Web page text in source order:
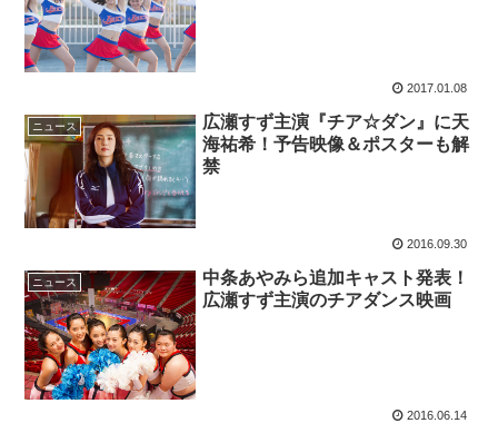
2017.01.08
ニュース
広瀬すず主演『チア☆ダン』に天
海祐希！予告映像＆ポスターも解
禁
2016.09.30
ニュース
中条あやみら追加キャスト発表！
広瀬すず主演のチアダンス映画
2016.06.14